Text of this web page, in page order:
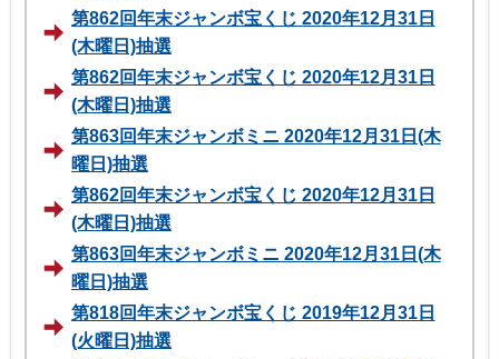
第862回年末ジャンボ宝くじ 2020年12月31日
(木曜日)抽選
第862回年末ジャンボ宝くじ 2020年12月31日
(木曜日)抽選
第863回年末ジャンボミニ 2020年12月31日(木
曜日)抽選
第862回年末ジャンボ宝くじ 2020年12月31日
(木曜日)抽選
第863回年末ジャンボミニ 2020年12月31日(木
曜日)抽選
第818回年末ジャンボ宝くじ 2019年12月31日
(火曜日)抽選